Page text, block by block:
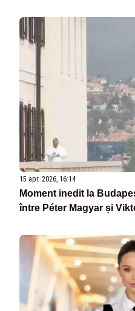
15 apr. 2026, 16:14
Moment inedit la
între Péter Magyar și